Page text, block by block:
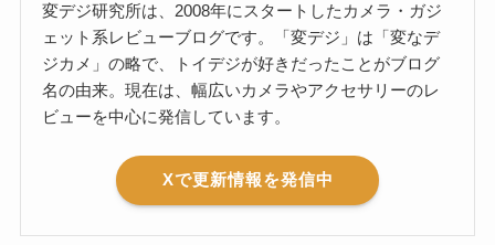
変デジ研究所は、2008年にスタートしたカメラ・ガジ
ェット系レビューブログです。「変デジ」は「変なデ
ジカメ」の略で、トイデジが好きだったことがブログ
名の由来。現在は、幅広いカメラやアクセサリーのレ
ビューを中心に発信しています。
Xで更新情報を発信中